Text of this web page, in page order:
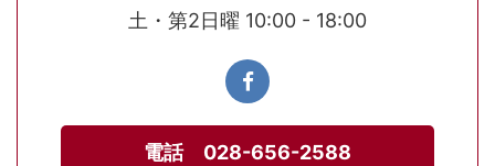
土・第2日曜 10:00 - 18:00
電話 028-656-2588